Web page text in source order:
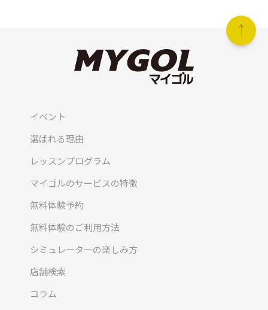
イベント
選ばれる理由
レッスンプログラム
マイゴルのサービスの特徴
無料体験予約
無料体験のご利用方法
シミュレーターの楽しみ方
店舗検索
コラム